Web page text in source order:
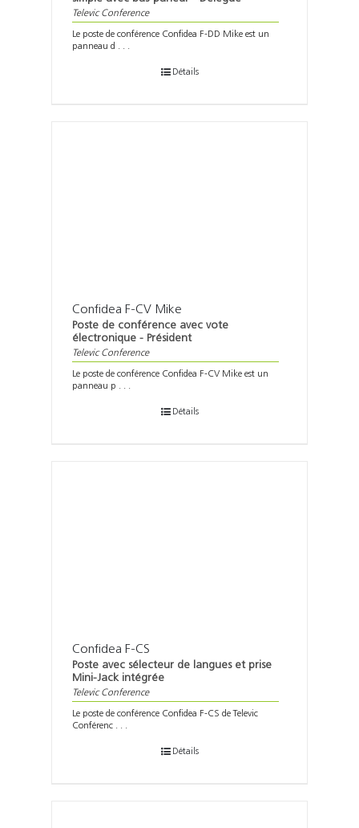
Televic Conference
Le poste de conférence Confidea F-DD Mike est un
panneau d . . .
Détails
Confidea F-CV Mike
Poste de conférence avec vote
électronique - Président
Televic Conference
Le poste de conférence Confidea F-CV Mike est un
panneau p . . .
Détails
Confidea F-CS
Poste avec sélecteur de langues et prise
Mini-Jack intégrée
Televic Conference
Le poste de conférence Confidea F-CS de Televic
Conférenc . . .
Détails